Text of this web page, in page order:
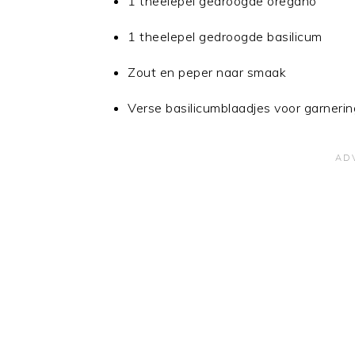
1 theelepel gedroogde basilicum
Zout en peper naar smaak
Verse basilicumblaadjes voor